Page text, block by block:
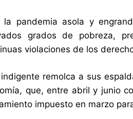
pandemia asola y
grados de pobreza,
violaciones de los
remolca a sus
que, entre abril y junio
impuesto en marzo